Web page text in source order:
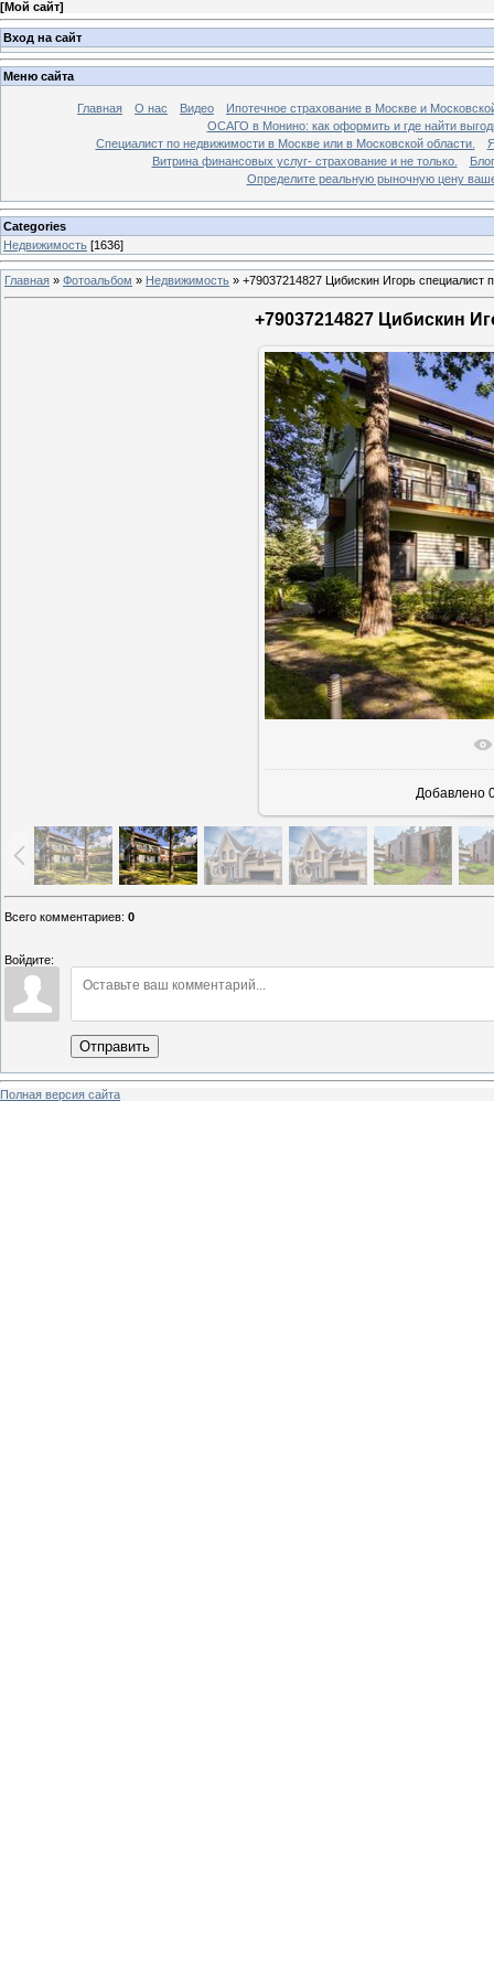
[Мой сайт]
Вход на сайт
Меню сайта
Главная О нас Видео
Ипотечное страхование в Москве и
ОСАГО в Монино: как оформить и где найти
Специалист по недвижимости в Москве или в Московской области.
Витрина финансовых услуг- страхование и не только.
Блог
Определите реальную рыночную цену
Categories
Недвижимость [1636]
Главная » Фотоальбом » Недвижимость » +79037214827 Цибискин Игорь специалист
+79037214827 Цибискин
В
Добавлено
Всего комментариев: 0
Войдите:
Отправить
Полная версия сайта